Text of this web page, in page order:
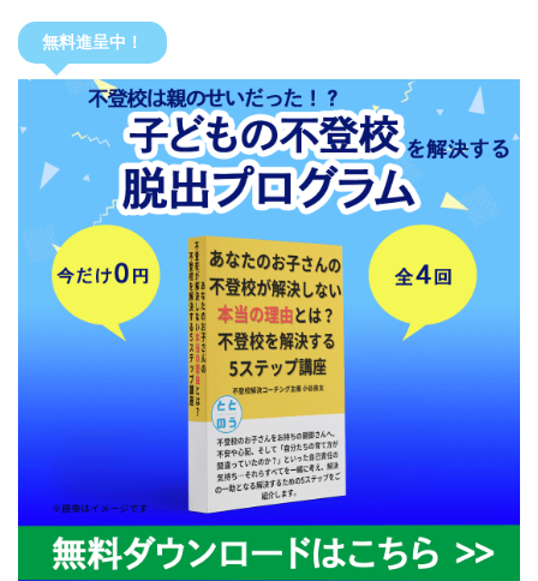
無料進呈中！